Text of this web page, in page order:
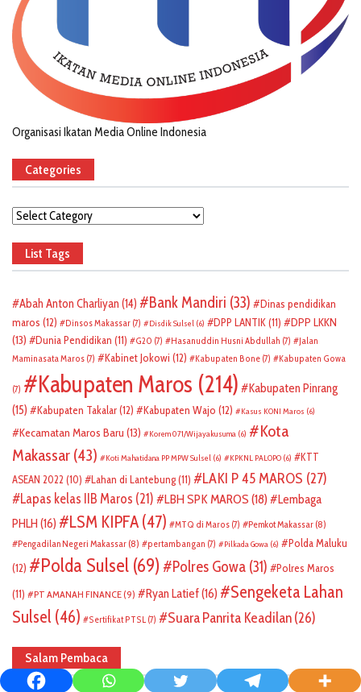
Organisasi Ikatan Media Online Indonesia
Categories
Categories
List Tags
Abah Anton Charliyan (14) Bank Mandiri (33)
Dinas pendidikan
maros (12) Dinsos Makassar (7) Disdik Sulsel (6) DPP LANTIK(11)
DPP LKKN
(13)
Dunia Pendidikan (11) G20 (7) Hasanuddin Husni Abdullah (7)
Jalan
Maminasata Maros (7) Kabinet Jokowi (12) Kabupaten Bone (7) Kabupaten Gowa
(7) Kabupaten Maros (214)
Kabupaten Pinrang
(15)
Kabupaten Takalar(12) Kabupaten Wajo (12) Kasus KONI Maros (6)
Kecamatan Maros Baru (13) Korem 071/Wijayakusuma (6)
Kota
Makassar (43) Koti Mahatidana PP MPW Sulsel (6) KPKNL PALOPO (6)
KTT
ASEAN 2022 (10) Lahan di Lantebung(11) LAKI P 45 MAROS (27)
Lapas kelas IIB Maros (21) LBH SPK MAROS (18)
Lembaga
PHLH (16) LSM KIPFA (47) MTQ di Maros (7) Pemkot Makassar (8)
Pengadilan Negeri Makassar (8) pertambangan (7) Pilkada Gowa (6)
Polda Maluku
(12)
Polda Sulsel (69) Polres Gowa (31)
Polres Maros
(11)
PT AMANAH FINANCE(9) Ryan Latief(16)
Sengeketa Lahan
Sulsel (46) Sertifikat PTSL (7) Suara Panrita Keadilan(26)
Salam Pembaca